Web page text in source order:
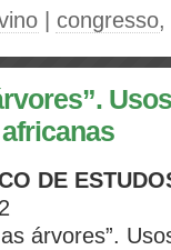
congresso,
DE
árvores”.